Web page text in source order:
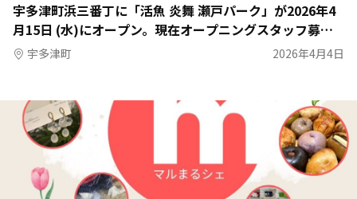
宇多津町浜三番丁に「活魚 炎舞 瀬戸パーク」が2026年4
月15日 (水)にオープン。現在オープニングスタッフ募集
中 宇多津町 2026年4月4日